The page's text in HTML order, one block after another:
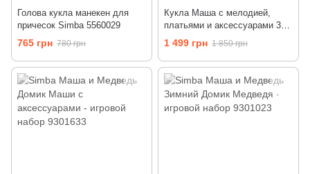
Голова кукла манекен для
причесок Simba 5560029
765 грн 780 грн
Кукла Маша с мелодией,
платьями и аксессуарами 30
см, Маша и Медведь, Simba
1 499 грн 1 850 грн